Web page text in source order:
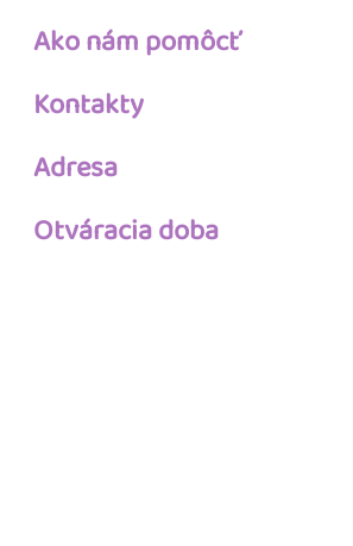
Ako nám pomôcť
Kontakty
Adresa
Otváracia doba